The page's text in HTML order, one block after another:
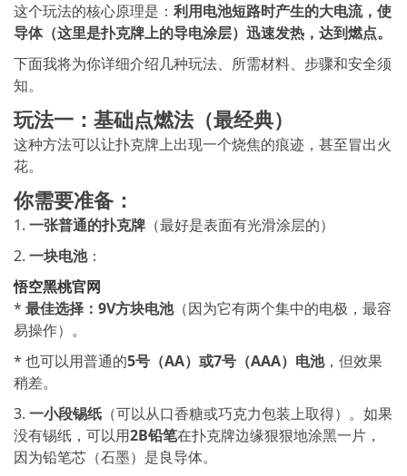
这个玩法的核心原理是： 利用电池短路时产生的大电流，使
导体（这里是扑克牌上的导电涂层）迅速发热，达到燃点。
下面我将为你详细介绍几种玩法、所需材料、步骤和安全须
知。
玩法一：基础点燃法（最经典）
这种方法可以让扑克牌上出现一个烧焦的痕迹，甚至冒出火
花。
你需要准备：
1. 一张普通的扑克牌 （最好是表面有光滑涂层的）
2. 一块电池：
悟空黑桃官网
* 最佳选择：9V方块电池（因为它有两个集中的电极，最容
易操作）。
* 也可以用普通的5号（AA）或7号（AAA）电池，但效果
稍差。
3. 一小段锡纸 （可以从口香糖或巧克力包装上取得）。如果
没有锡纸，可以用2B铅笔在扑克牌边缘狠狠地涂黑一片，
因为铅笔芯（石墨）是良导体。